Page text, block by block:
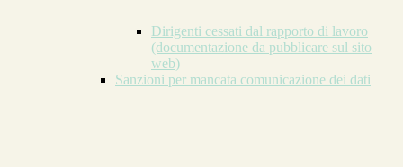
Dirigenti cessati dal rapporto di lavoro
(documentazione da pubblicare sul sito
web)
Sanzioni per mancata comunicazione dei dati